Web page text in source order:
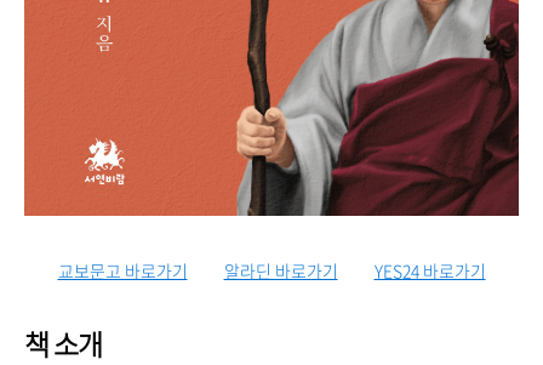
교보문고 바로가기 알라딘 바로가기 YES24 바로가기
책 소개